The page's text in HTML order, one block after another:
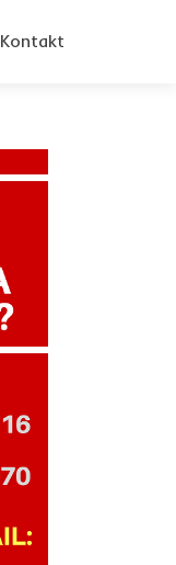
Kontakt